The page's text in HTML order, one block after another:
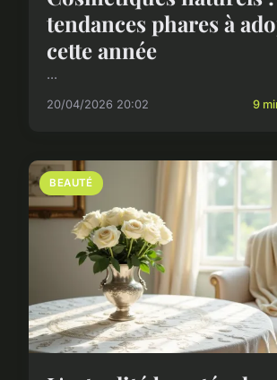
tendances phares à
cette année
...
20/04/2026 20:02 9
BEAUTÉ